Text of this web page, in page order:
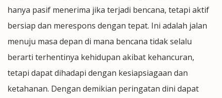
hanya pasif menerima jika terjadi bencana, tetapi aktif
bersiap dan merespons dengan tepat. Ini adalah jalan
menuju masa depan di mana bencana tidak selalu
berarti terhentinya kehidupan akibat kehancuran,
tetapi dapat dihadapi dengan kesiapsiagaan dan
ketahanan. Dengan demikian peringatan dini dapat